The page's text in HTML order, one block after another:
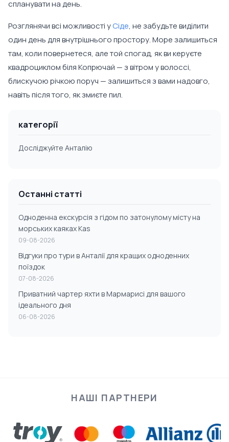
спланувати на день.
Розглянячи всі можливості уСіде, не забудьте виділити
один день для внутрішнього простору. Море залишиться
там, коли повернетеся, але той спогад, як ви керуєте
квадроциклом біля Копрючай — з вітром у волоссі,
блискучою річкою поруч — залишиться з вами надовго,
навіть після того, як змиєте пил.
категорії
Досліджуйте Анталію
Останні статті
Одноденна екскурсія з гідом по затонулому місту на
морських каяках Kas
09-08-2026
Відгуки про тури в Анталії для кращих одноденних
поїздок
07-08-2026
Приватний чартер яхти в Мармарисі для вашого
ідеального дня
06-08-2026
НАШІ ПАРТНЕРИ